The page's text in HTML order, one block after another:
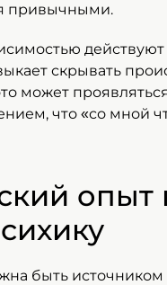
привычными.
скрывать
может
что «со мной
опыт
быть